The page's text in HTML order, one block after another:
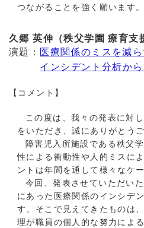
つながることを強く願います。
久郷 英伸（秩父学園 療育支
演題： 医療関係のミスを減
インシデント分析から
【コメント】
この度は、我々の発表に対
をいただき、誠にありがとう
障害児入所施設である秩父
性による衝動性や人的ミスに
ントは年間を通して様々なケ
今回、発表させていただい
にあった医療関係のインシデ
す。そこで見えてきたものは
理が職員の個人的な努力によ